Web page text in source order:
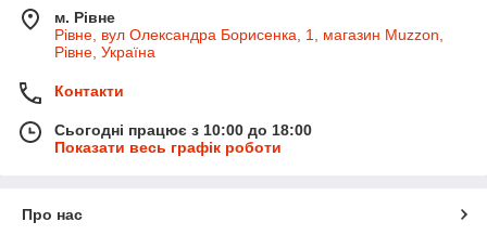
м. Рівне
Рівне, вул Олександра Борисенка, 1, магазин Muzzon,
Рівне, Україна
Контакти
Сьогодні працює з 10:00 до 18:00
Показати весь графік роботи
Про нас